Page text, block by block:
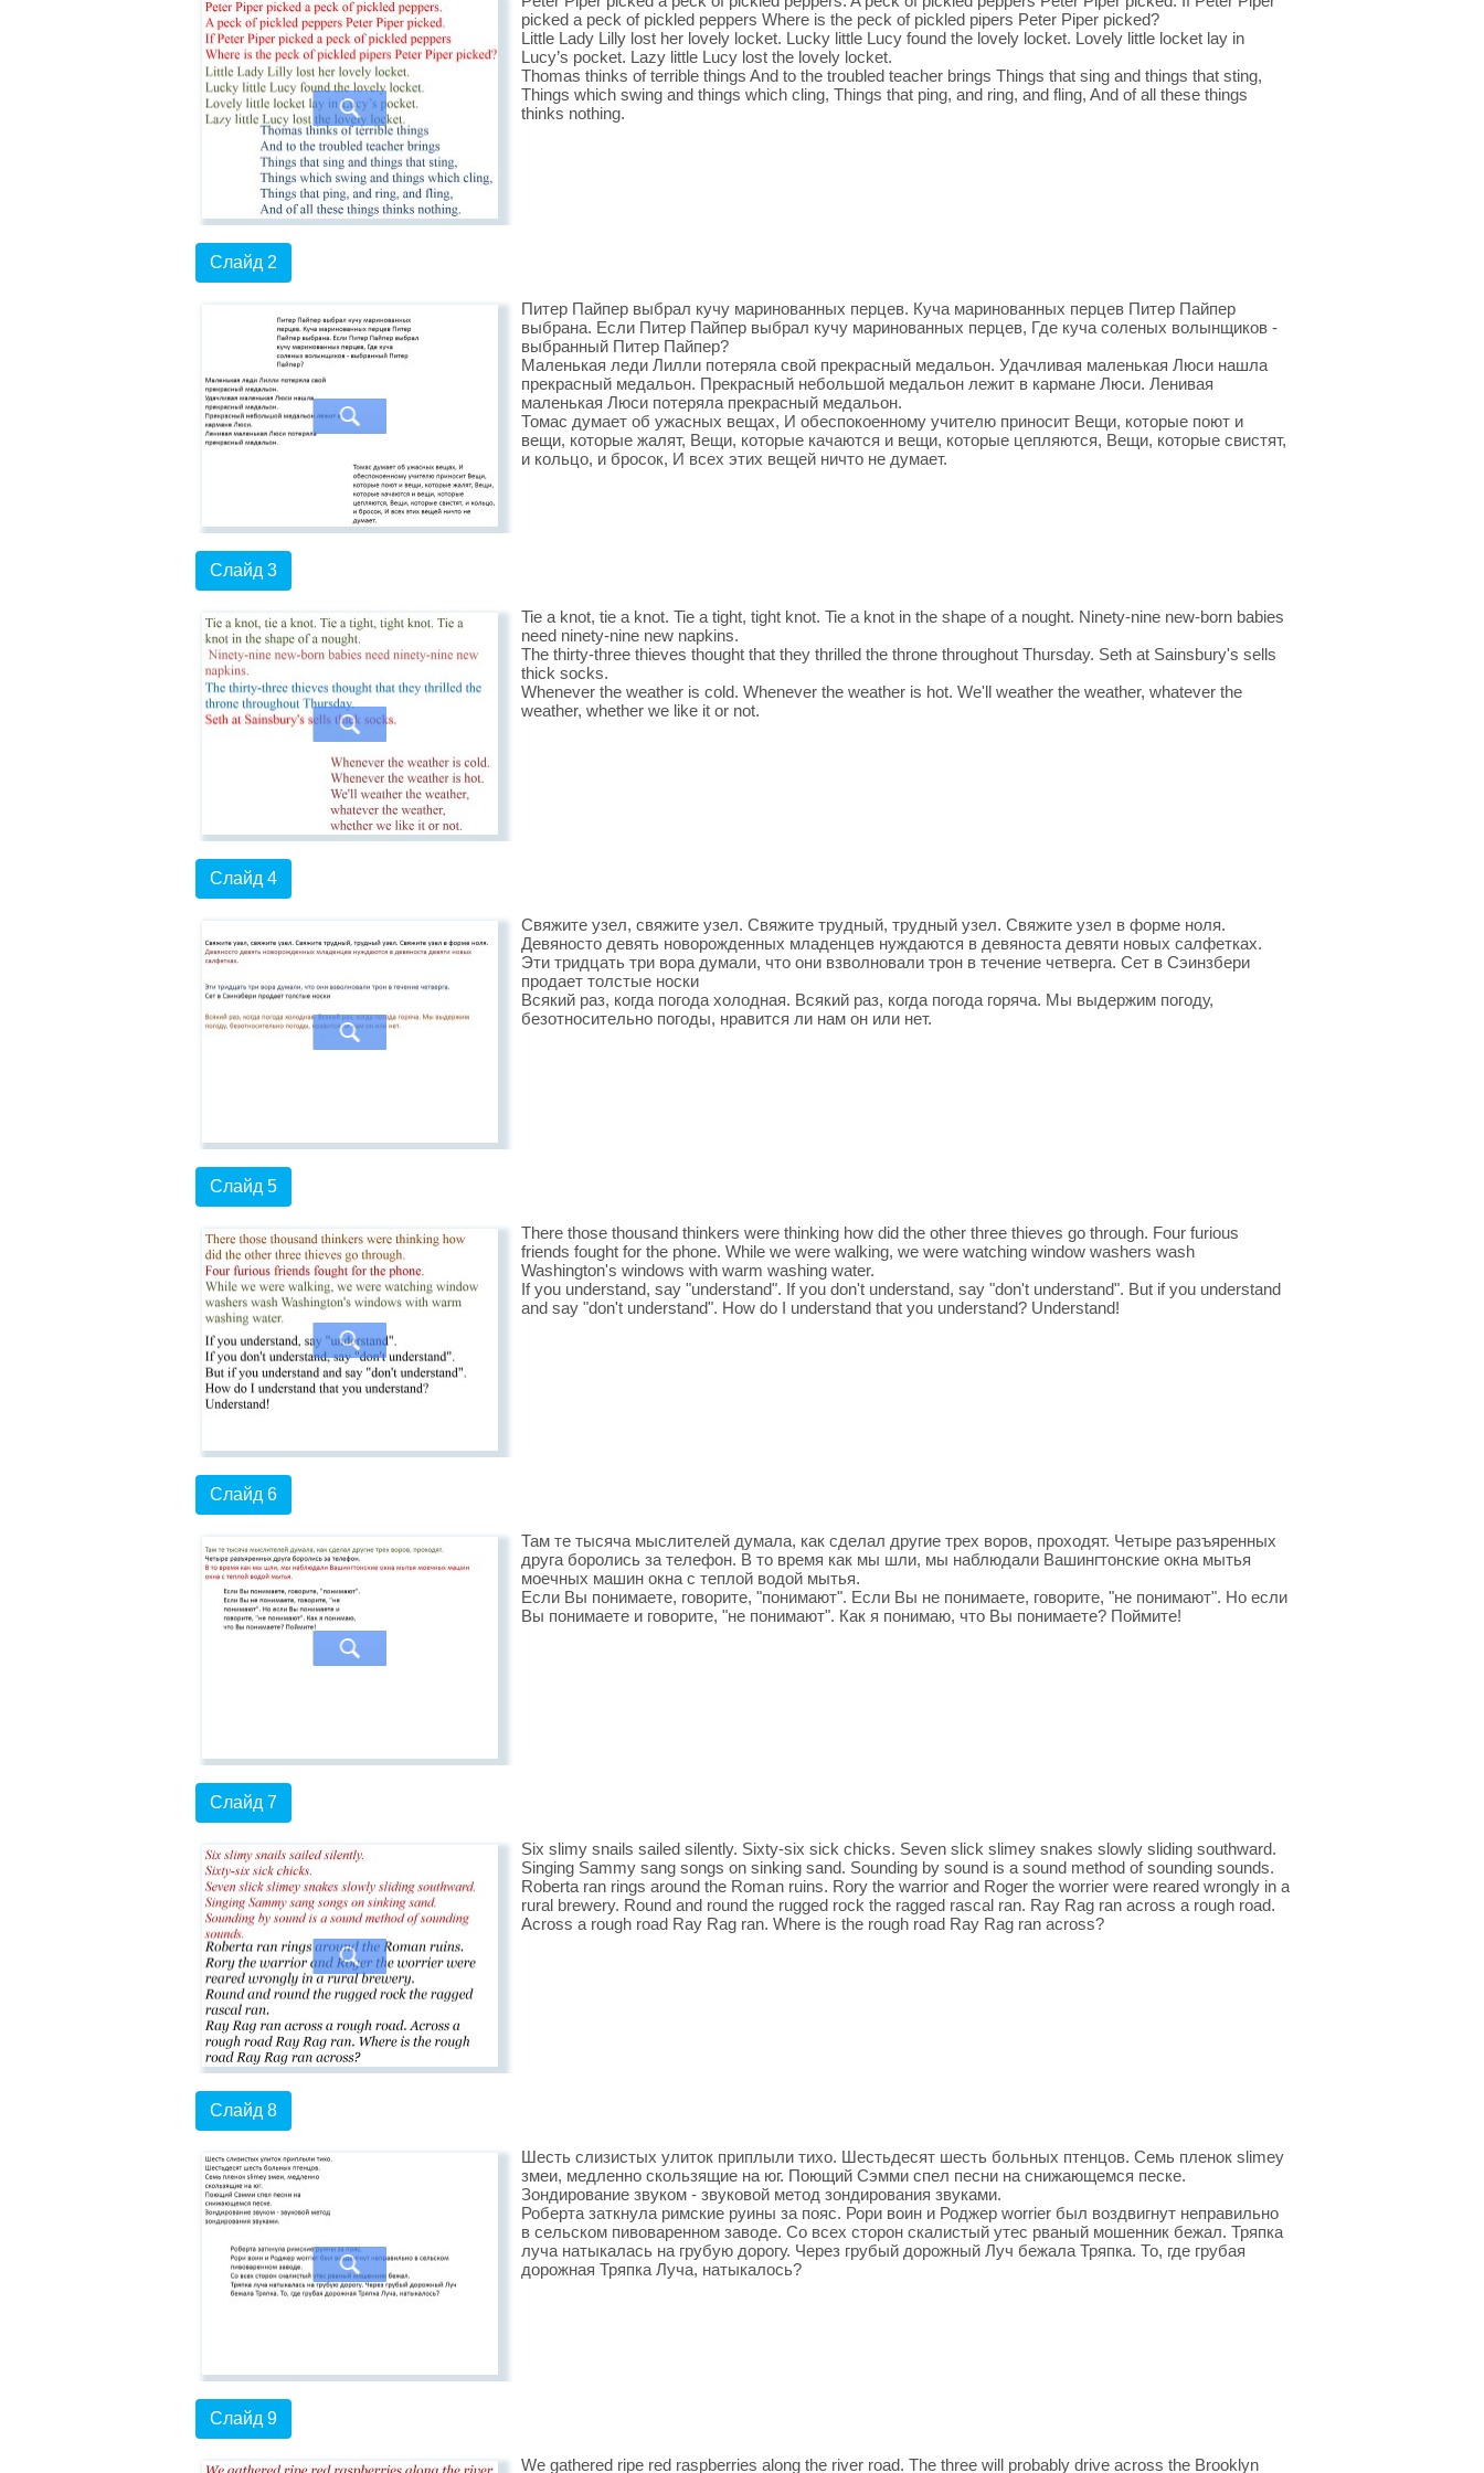
picked a peck of pickled peppers Where is the peck of pickled pipers Peter Piper picked?
Little Lady Lilly lost her lovely locket. Lucky little Lucy found the lovely locket. Lovely little locket lay in
Lucy’s pocket. Lazy little Lucy lost the lovely locket.
Thomas thinks of terrible things And to the troubled teacher brings Things that sing and things that sting,
Things which swing and things which cling, Things that ping, and ring, and fling, And of all these things
thinks nothing.
Слайд 2
Питер Пайпер выбрал кучу маринованных перцев. Куча маринованных перцев Питер Пайпер
выбрана. Если Питер Пайпер выбрал кучу маринованных перцев, Где куча соленых волынщиков -
выбранный Питер Пайпер?
Маленькая леди Лилли потеряла свой прекрасный медальон. Удачливая маленькая Люси нашла
прекрасный медальон. Прекрасный небольшой медальон лежит в кармане Люси. Ленивая
маленькая Люси потеряла прекрасный медальон.
Томас думает об ужасных вещах, И обеспокоенному учителю приносит Вещи, которые поют и
вещи, которые жалят, Вещи, которые качаются и вещи, которые цепляются, Вещи, которые свистят,
и кольцо, и бросок, И всех этих вещей ничто не думает.
Слайд 3
Tie a knot, tie a knot. Tie a tight, tight knot. Tie a knot in the shape of a nought. Ninety-nine new-born babies
need ninety-nine new napkins.
The thirty-three thieves thought that they thrilled the throne throughout Thursday. Seth at Sainsbury's sells
thick socks.
Whenever the weather is cold. Whenever the weather is hot. We'll weather the weather, whatever the
weather, whether we like it or not.
Слайд 4
Свяжите узел, свяжите узел. Свяжите трудный, трудный узел. Свяжите узел в форме ноля.
Девяносто девять новорожденных младенцев нуждаются в девяноста девяти новых салфетках.
Эти тридцать три вора думали, что они взволновали трон в течение четверга. Сет в Сэинзбери
продает толстые носки
Всякий раз, когда погода холодная. Всякий раз, когда погода горяча. Мы выдержим погоду,
безотносительно погоды, нравится ли нам он или нет.
Слайд 5
There those thousand thinkers were thinking how did the other three thieves go through. Four furious
friends fought for the phone. While we were walking, we were watching window washers wash
Washington's windows with warm washing water.
If you understand, say "understand". If you don't understand, say "don't understand". But if you understand
and say "don't understand". How do I understand that you understand? Understand!
Слайд 6
Там те тысяча мыслителей думала, как сделал другие трех воров, проходят. Четыре разъяренных
друга боролись за телефон. В то время как мы шли, мы наблюдали Вашингтонские окна мытья
моечных машин окна с теплой водой мытья.
Если Вы понимаете, говорите, "понимают". Если Вы не понимаете, говорите, "не понимают". Но если
Вы понимаете и говорите, "не понимают". Как я понимаю, что Вы понимаете? Поймите!
Слайд 7
Six slimy snails sailed silently. Sixty-six sick chicks. Seven slick slimey snakes slowly sliding southward.
Singing Sammy sang songs on sinking sand. Sounding by sound is a sound method of sounding sounds.
Roberta ran rings around the Roman ruins. Rory the warrior and Roger the worrier were reared wrongly in a
rural brewery. Round and round the rugged rock the ragged rascal ran. Ray Rag ran across a rough road.
Across a rough road Ray Rag ran. Where is the rough road Ray Rag ran across?
Слайд 8
Шесть слизистых улиток приплыли тихо. Шестьдесят шесть больных птенцов. Семь пленок slimey
змеи, медленно скользящие на юг. Поющий Сэмми спел песни на снижающемся песке.
Зондирование звуком - звуковой метод зондирования звуками.
Роберта заткнула римские руины за пояс. Рори воин и Роджер worrier был воздвигнут неправильно
в сельском пивоваренном заводе. Со всех сторон скалистый утес рваный мошенник бежал. Тряпка
луча натыкалась на грубую дорогу. Через грубый дорожный Луч бежала Тряпка. То, где грубая
дорожная Тряпка Луча, натыкалось?
Слайд 9
We gathered ripe red raspberries along the river road. The three will probably drive across the Brooklyn